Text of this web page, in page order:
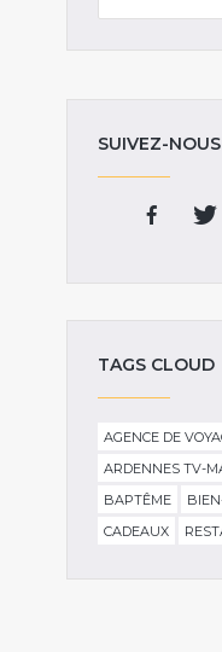
SUIVEZ-NOUS
TAGS CLOUD
AGENCE DE
ARDENNES TV-
BAPTÊME
CADEAUX